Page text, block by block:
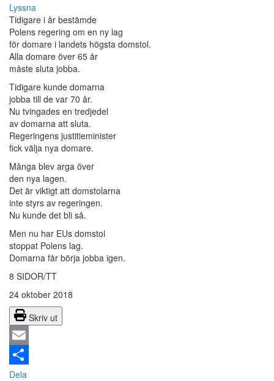
Lyssna
Tidigare i år bestämde
Polens regering om en ny lag
för domare i landets högsta domstol.
Alla domare över 65 år
måste sluta jobba.
Tidigare kunde domarna
jobba till de var 70 år.
Nu tvingades en tredjedel
av domarna att sluta.
Regeringens justitieminister
fick välja nya domare.
Många blev arga över
den nya lagen.
Det är viktigt att domstolarna
inte styrs av regeringen.
Nu kunde det bli så.
Men nu har EUs domstol
stoppat Polens lag.
Domarna får börja jobba igen.
8 SIDOR/TT
24 oktober 2018
Skriv ut
Email
Dela